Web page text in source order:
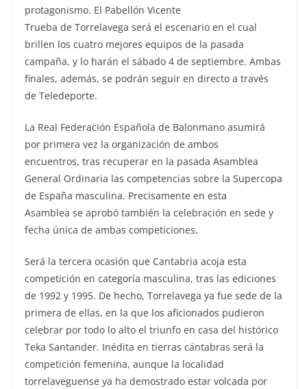
protagonismo. El Pabellón Vicente
Trueba de Torrelavega será el escenario en el cual
brillen los cuatro mejores equipos de la pasada
campaña, y lo harán el sábado 4 de septiembre. Ambas
finales, además, se podrán seguir en directo a través
de Teledeporte.
La Real Federación Española de Balonmano asumirá
por primera vez la organización de ambos
encuentros, tras recuperar en la pasada Asamblea
General Ordinaria las competencias sobre la Supercopa
de España masculina. Precisamente en esta
Asamblea se aprobó también la celebración en sede y
fecha única de ambas competiciones.
Será la tercera ocasión que Cantabria acoja esta
competición en categoría masculina, tras las ediciones
de 1992 y 1995. De hecho, Torrelavega ya fue sede de la
primera de ellas, en la que los aficionados pudieron
celebrar por todo lo alto el triunfo en casa del histórico
Teka Santander. Inédita en tierras cántabras será la
competición femenina, aunque la localidad
torrelaveguense ya ha demostrado estar volcada por